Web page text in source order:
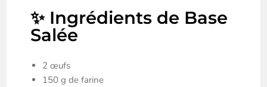
✨ Ingrédients de Base
Salée
2 œufs
150 g de farine